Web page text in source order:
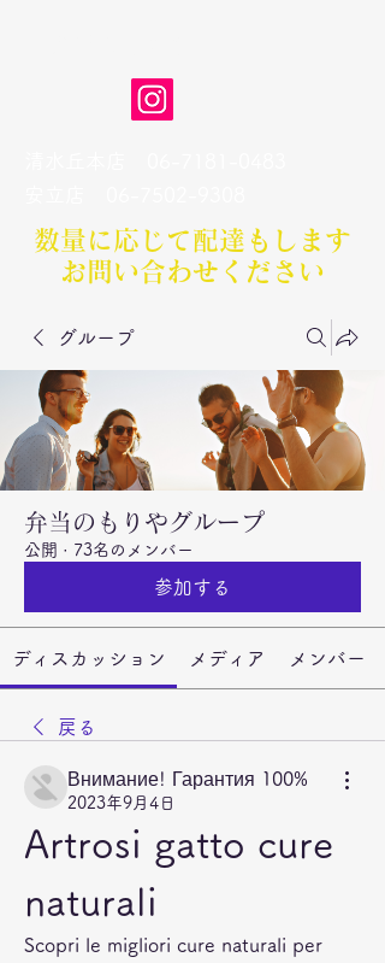
数量に応じて配達もします​
お問い合わせください
グループ
弁当のもりやグループ
公開 · 73名のメンバー
参加する
ディスカッション メディア メンバー
戻る
Внимание! Гарантия 100%
2023年9月4日
Artrosi gatto cure
naturali
Scopri le migliori cure naturali per